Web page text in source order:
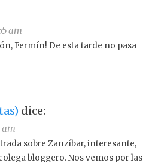
am
Fermín! De esta tarde no pasa
dice:
am
sobre Zanzíbar, interesante,
bloggero. Nos vemos por las